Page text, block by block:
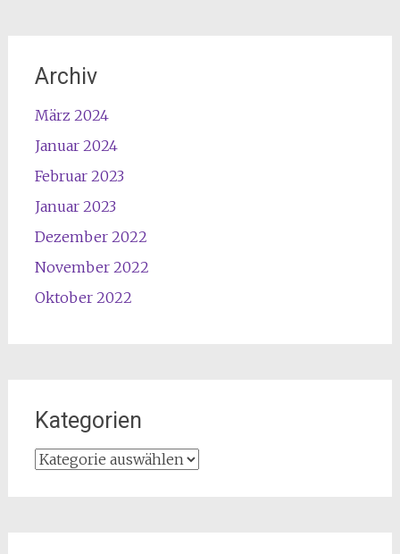
Archiv
März 2024
Januar 2024
Februar 2023
Januar 2023
Dezember 2022
November 2022
Oktober 2022
Kategorien
Kategorien